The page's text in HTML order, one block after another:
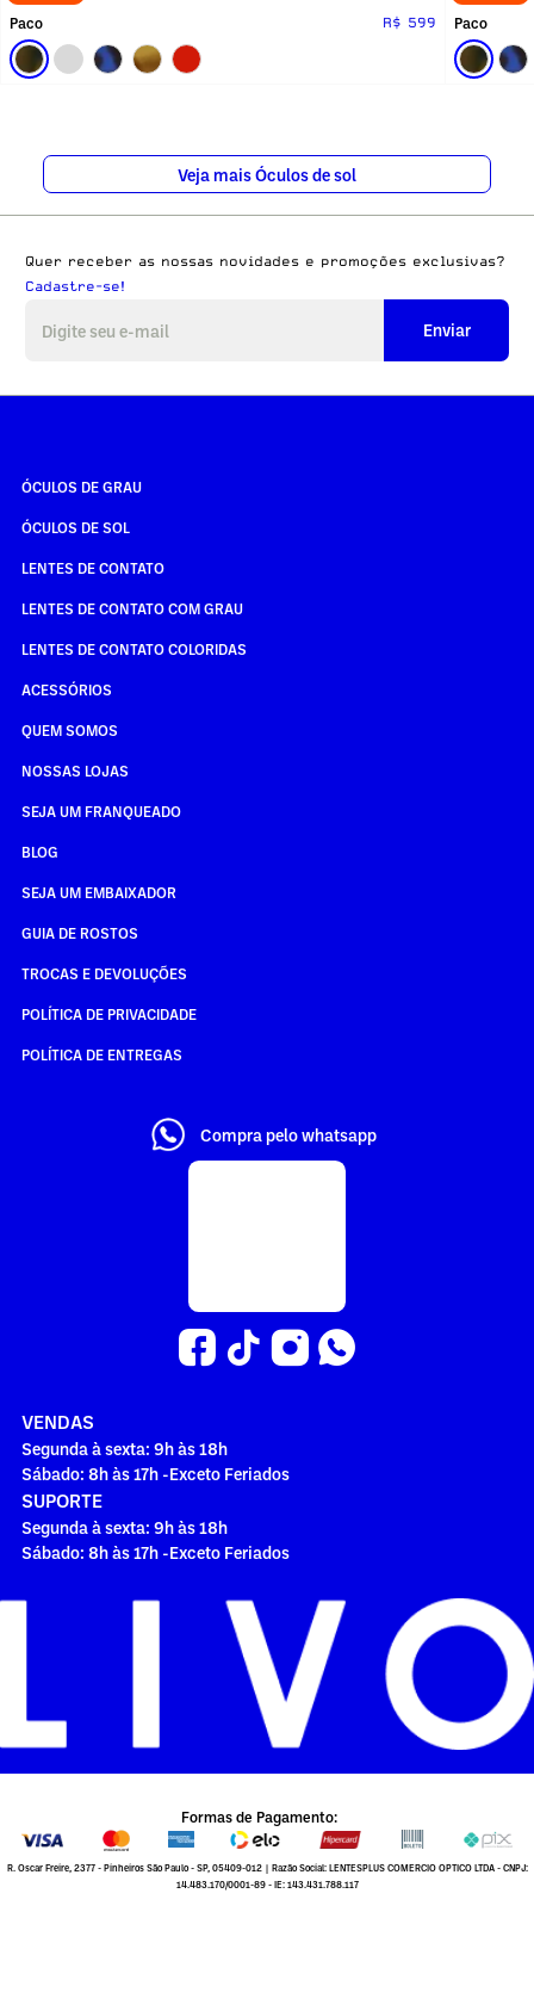
Paco R$ 599 Paco
Veja mais Óculos de sol
Quer receber as nossas novidades e promoções exclusivas?
Cadastre-se!
Enviar
ÓCULOS DE GRAU
ÓCULOS DE SOL
LENTES DE CONTATO
LENTES DE CONTATO COM GRAU
LENTES DE CONTATO COLORIDAS
ACESSÓRIOS
QUEM SOMOS
NOSSAS LOJAS
SEJA UM FRANQUEADO
BLOG
SEJA UM EMBAIXADOR
GUIA DE ROSTOS
TROCAS E DEVOLUÇÕES
POLÍTICA DE PRIVACIDADE
POLÍTICA DE ENTREGAS
Compra pelo whatsapp
VENDAS
Segunda à sexta: 9h às 18h
Sábado: 8h às 17h -Exceto Feriados
SUPORTE
Segunda à sexta: 9h às 18h
Sábado: 8h às 17h -Exceto Feriados
Formas de Pagamento:
R. Oscar Freire, 2377 - Pinheiros São Paulo - SP, 05409-012 | Razão Social: LENTESPLUS COMERCIO OPTICO LTDA - CNPJ:
14.483.170/0001-89 - IE: 143.431.788.117